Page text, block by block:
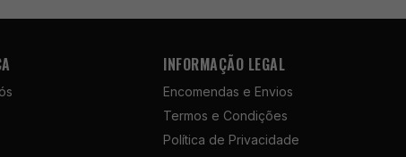
INFORMAÇÃO LEGAL
Encomendas e Envios
Termos e Condições
Política de Privacidade